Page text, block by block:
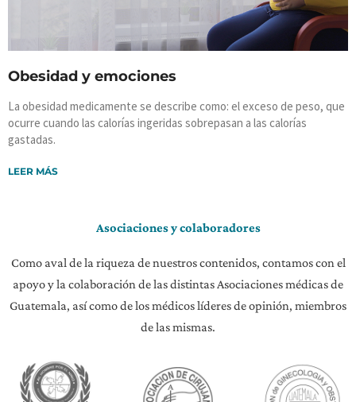
Obesidad y emociones
La obesidad medicamente se describe como: el exceso de peso, que
ocurre cuando las calorías ingeridas sobrepasan a las calorías
gastadas.
LEER MÁS
Asociaciones y colaboradores
Como aval de la riqueza de nuestros contenidos, contamos con el
apoyo y la colaboración de las distintas Asociaciones médicas de
Guatemala, así como de los médicos líderes de opinión, miembros
de las mismas.